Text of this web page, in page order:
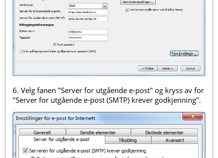
6. Velg fanen "Server for utgående e-post" og kryss av for
"Server for utgående e-post (SMTP) krever godkjenning".